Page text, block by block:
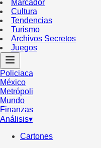
Marcador
Cultura
Tendencias
Turismo
Archivos Secretos
Juegos
Policiaca
México
Metrópoli
Mundo
Finanzas
Análisis▾
Cartones